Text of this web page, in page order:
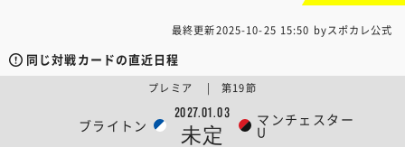
最終更新2025-10-25 15:50 byスポカレ公式
同じ対戦カードの直近日程
ブライトン
2027.01.03
未定
マンチェスター
U
プレミア | 第19節